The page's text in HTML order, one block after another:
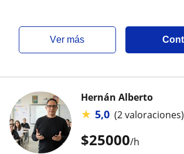
ver más
$25000/h
Hernán Alberto
★ 5,0 (2 valoraciones)